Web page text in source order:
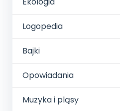
Logopedia
Bajki
Opowiadania
Muzyka i pląsy